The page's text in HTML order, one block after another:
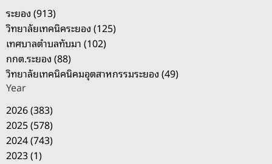
ระยอง (913)
วิทยาลัยเทคนิคระยอง (125)
เทศบาลตำบลทับมา (102)
กกต.ระยอง (88)
วิทยาลัยเทคนิคนิคมอุตสาหกรรมระยอง (49)
Year
2026 (383)
2025 (578)
2024 (743)
2023 (1)